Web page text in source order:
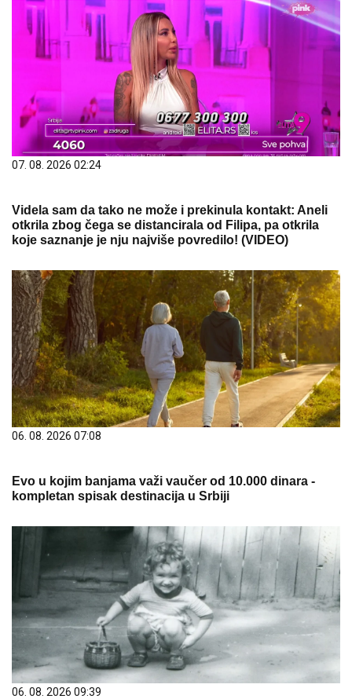
07. 08. 2026 02:24
Videla sam da tako ne može i prekinula kontakt: Aneli
otkrila zbog čega se distancirala od Filipa, pa otkrila
koje saznanje je nju najviše povredilo! (VIDEO)
06. 08. 2026 07:08
Evo u kojim banjama važi vaučer od 10.000 dinara -
kompletan spisak destinacija u Srbiji
06. 08. 2026 09:39